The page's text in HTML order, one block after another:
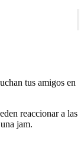
tus amigos en
reaccionar a las
jam.